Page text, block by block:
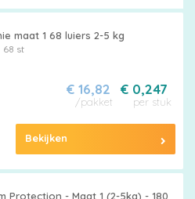
maat 1 68 luiers 2-5 kg
68 st
€ 0,247
per stuk
€ 16,82
/pakket
Bekijken
Protection - Maat 1 (2-5kg) - 180